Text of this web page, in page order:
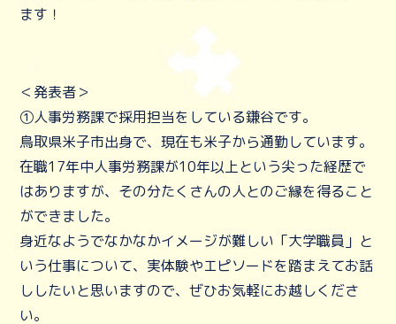
ます！
＜発表者＞
①人事労務課で採用担当をしている鎌谷です。
鳥取県米子市出身で、現在も米子から通勤しています。
在職17年中人事労務課が10年以上という尖った経歴で
はありますが、その分たくさんの人とのご縁を得ること
ができました。
身近なようでなかなかイメージが難しい「大学職員」と
いう仕事について、実体験やエピソードを踏まえてお話
ししたいと思いますので、ぜひお気軽にお越しくださ
い。